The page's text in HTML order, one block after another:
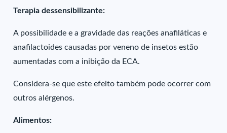
Terapia dessensibilizante:
A possibilidade e a gravidade das reações anafiláticas e
anafilactoides causadas por veneno de insetos estão
aumentadas com a inibição da ECA.
Considera-se que este efeito também pode ocorrer com
outros alérgenos.
Alimentos: